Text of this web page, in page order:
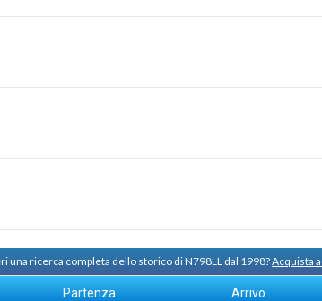
una ricerca completa dello storico di N798LL dal 1998?Acquista
Partenza Arrivo